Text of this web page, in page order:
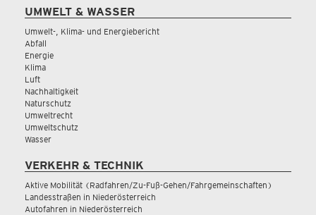
UMWELT & WASSER
Umwelt-, Klima- und Energiebericht
Abfall
Energie
Klima
Luft
Nachhaltigkeit
Naturschutz
Umweltrecht
Umweltschutz
Wasser
VERKEHR & TECHNIK
Aktive Mobilität (Radfahren/Zu-Fuß-Gehen/Fahrgemeinschaften)
Landesstraßen in Niederösterreich
Autofahren in Niederösterreich